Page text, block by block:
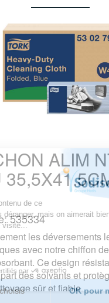
!
que le contenu de ce
de vous déranger, mais
votre visite...
?
certifiés par
Je choisis
ALIM
535334
les déversements
avec notre chiffon
Ce design
des solvants et
sûr et fiable.